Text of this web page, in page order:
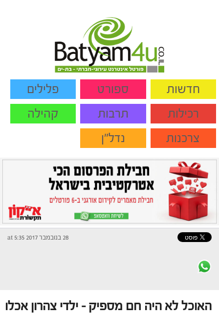
חדשות ספורט
פלילים
רכילות
תרבות
קהילה
צרכנות
נדל"ן
28 בנובמבר 2017 at 5:35
האוכל לא היה חם מספיק – ילדי צהרון אכלו